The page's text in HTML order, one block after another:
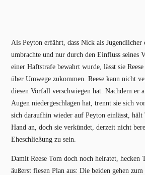
Als Peyton erfährt, dass Nick als
umbrachte und nur durch den Einfluss seines
einer Haftstrafe bewahrt wurde, lässt sie
über Umwege zukommen. Reese kann nicht
diesen Vorfall verschwiegen hat. Nachdem er
Augen niedergeschlagen hat, trennt sie sich
sich daraufhin wieder auf Peyton einlässt, hält
Hand an, doch sie verkündet, derzeit nicht
Eheschließung zu sein.
Damit Reese Tom doch noch heiratet, hecken
äußerst fiesen Plan aus: Die beiden gehen